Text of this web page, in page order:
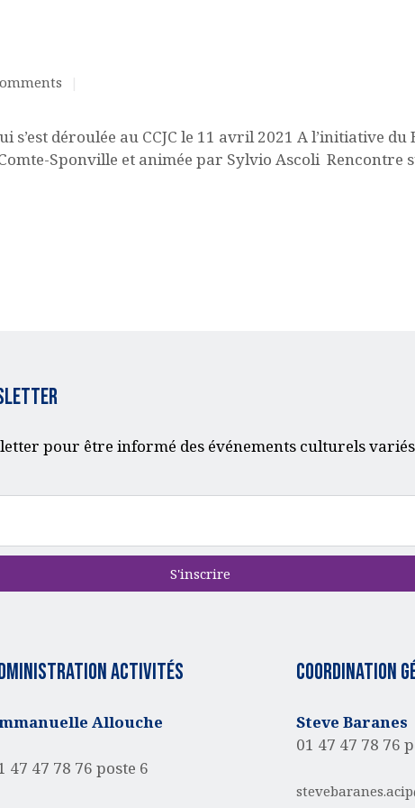
DONS
s’est déroulée au CCJC le 11 avril 2021 A l’initiative
Sponville et animée par Sylvio Ascoli Rencontre
pour être informé des événements culturels
S'inscrire
activités
Allouche
47 47 78 76 poste 6
Coordination
Steve Baranes
01 47 47 78 76